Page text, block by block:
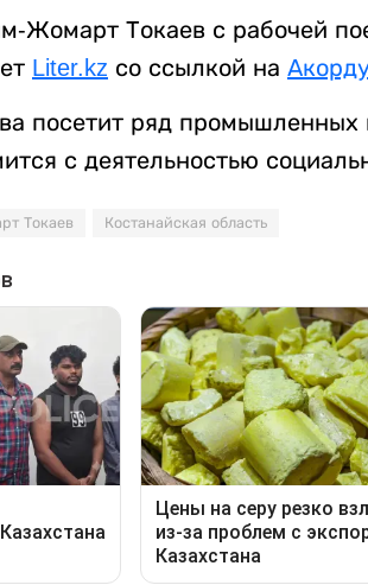
Жомарт Токаев с рабочей
Liter.kz со ссылкой на
посетит ряд
с деятельностью
Токаев Костанайская область